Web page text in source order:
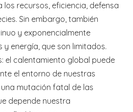
recursos, eficiencia, defensa
Sin embargo, también
y exponencialmente
y energía, que son limitados.
el calentamiento global puede
el entorno de nuestras
mutación fatal de las
depende nuestra